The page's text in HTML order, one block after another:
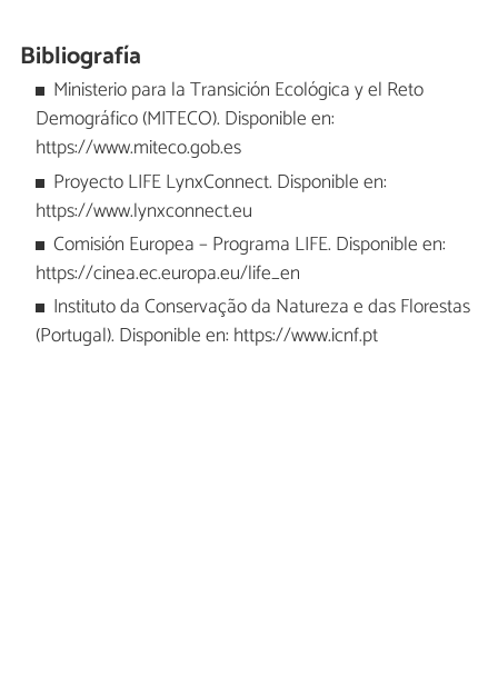
Bibliografía
Ministerio para la Transición Ecológica y el Reto
Demográfico (MITECO). Disponible en:
https://www.miteco.gob.es
Proyecto LIFE LynxConnect. Disponible en:
https://www.lynxconnect.eu
Comisión Europea – Programa LIFE. Disponible en:
https://cinea.ec.europa.eu/life_en
Instituto da Conservação da Natureza e das Florestas
(Portugal). Disponible en: https://www.icnf.pt